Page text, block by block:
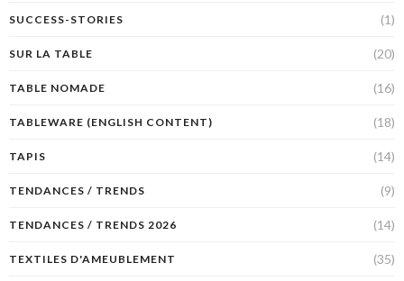
SUCCESS-STORIES (1)
SUR LA TABLE (20)
TABLE NOMADE (16)
TABLEWARE (ENGLISH CONTENT) (18)
TAPIS (14)
TENDANCES / TRENDS (9)
TENDANCES / TRENDS 2026 (14)
TEXTILES D'AMEUBLEMENT (35)